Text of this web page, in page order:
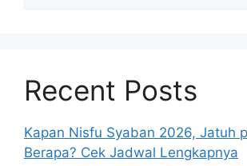
Recent Posts
Kapan Nisfu Syaban 2026, Jatuh
Berapa? Cek Jadwal Lengkapnya